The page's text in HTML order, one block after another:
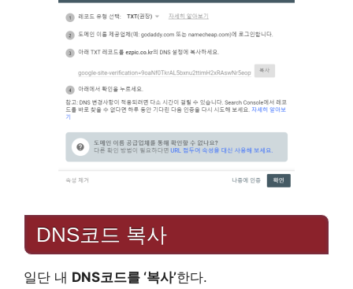
DNS코드 복사
일단 내 DNS코드를 ‘복사’한다.